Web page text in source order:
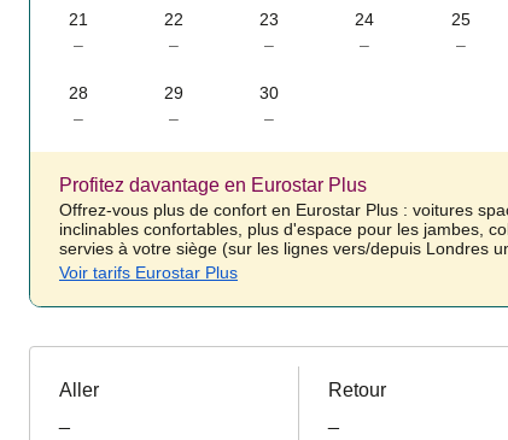
21
–
22
–
23
–
24
–
25
–
28
–
29
–
30
–
Profitez davantage en Eurostar Plus
Offrez-vous plus de confort en Eurostar Plus : voitures
inclinables confortables, plus d'espace pour les jambes,
servies à votre siège (sur les lignes vers/depuis Londres
Voir tarifs Eurostar Plus
Aller
Retour